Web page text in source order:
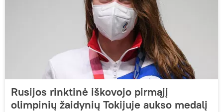
Rusijos rinktinė iškovojo pirmąjį
olimpinių žaidynių Tokijuje aukso medalį